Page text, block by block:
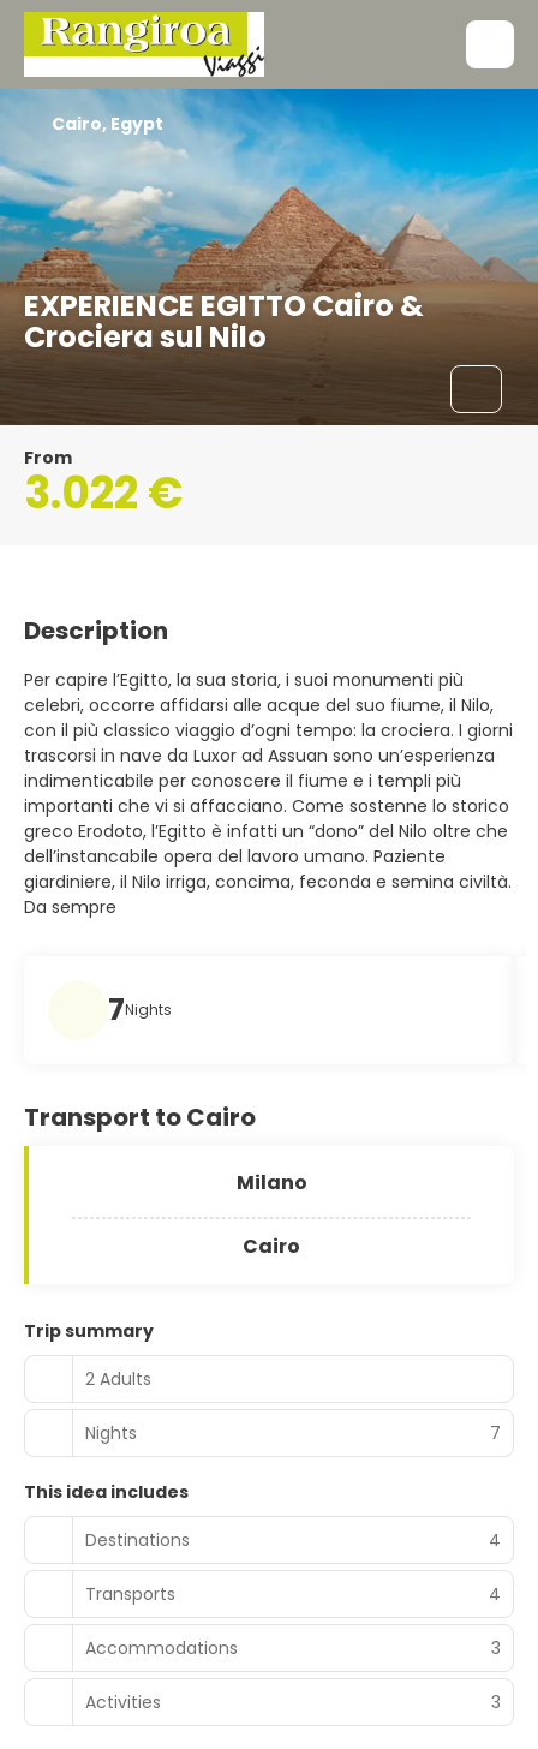
EXPERIENCE EGITTO Cairo &
Crociera sul Nilo
Cairo, Egypt
From
3.022 €
Description
Per capire l’Egitto, la sua storia, i suoi monumenti più
celebri, occorre affidarsi alle acque del suo fiume, il Nilo,
con il più classico viaggio d’ogni tempo: la crociera. I giorni
trascorsi in nave da Luxor ad Assuan sono un’esperienza
indimenticabile per conoscere il fiume e i templi più
importanti che vi si affacciano. Come sostenne lo storico
greco Erodoto, l’Egitto è infatti un “dono” del Nilo oltre che
dell’instancabile opera del lavoro umano. Paziente
giardiniere, il Nilo irriga, concima, feconda e semina civiltà.
Da sempre
7Nights
Transport to Cairo
Milano
Cairo
Trip summary
2 Adults
Nights 7
This idea includes
Destinations
4
Transports 4
Accommodations 3
Activities 3